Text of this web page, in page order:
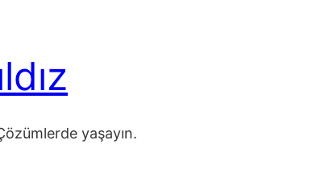
yaşayın.